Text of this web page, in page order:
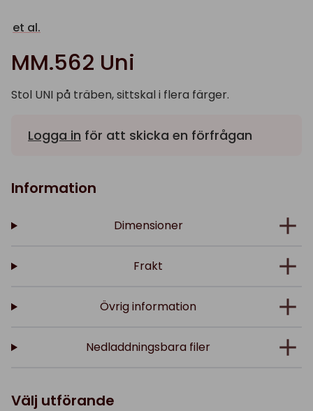
et al.
MM.562 Uni
Stol UNI på träben, sittskal i flera färger.
Logga in för att skicka en förfrågan
Information
Dimensioner
Frakt
Övrig information
Nedladdningsbara filer
Välj utförande